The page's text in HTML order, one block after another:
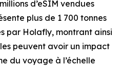
d’eSIM vendues
plus de 1 700 tonnes
par Holafly, montrant ainsi
peuvent avoir un impact
du voyage à l’échelle